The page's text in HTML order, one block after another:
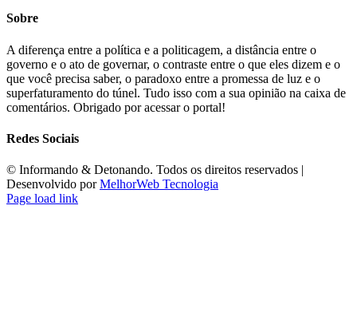
Sobre
A diferença entre a política e a politicagem, a distância entre o
governo e o ato de governar, o contraste entre o que eles dizem e o
que você precisa saber, o paradoxo entre a promessa de luz e o
superfaturamento do túnel. Tudo isso com a sua opinião na caixa de
comentários. Obrigado por acessar o portal!
Redes Sociais
©️ Informando & Detonando. Todos os direitos reservados |
Desenvolvido porMelhorWeb Tecnologia
Page load link